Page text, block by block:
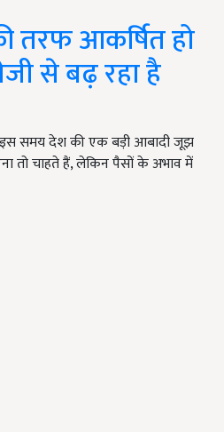
तरफ आकर्षित हो
से बढ़ रहा है
इस समय देश की एक बड़ी आबादी जूझ
तो चाहते हैं, लेकिन पैसों के अभाव में